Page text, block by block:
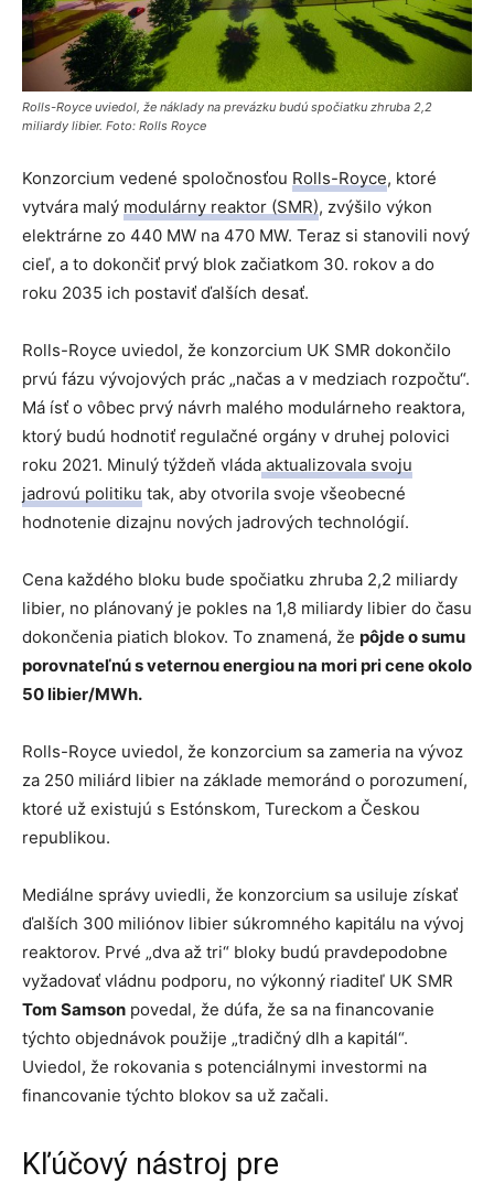
Rolls-Royce uviedol, že náklady na prevázku budú spočiatku zhruba 2,2
miliardy libier. Foto: Rolls Royce
Konzorcium vedené spoločnosťou Rolls-Royce, ktoré
vytvára malý modulárny reaktor (SMR), zvýšilo výkon
elektrárne zo 440 MW na 470 MW. Teraz si stanovili nový
cieľ, a to dokončiť prvý blok začiatkom 30. rokov a do
roku 2035 ich postaviť ďalších desať.
Rolls-Royce uviedol, že konzorcium UK SMR dokončilo
prvú fázu vývojových prác „načas a v medziach rozpočtu“.
Má ísť o vôbec prvý návrh malého modulárneho reaktora,
ktorý budú hodnotiť regulačné orgány v druhej polovici
roku 2021. Minulý týždeň vláda aktualizovala svoju
jadrovú politiku tak, aby otvorila svoje všeobecné
hodnotenie dizajnu nových jadrových technológií.
Cena každého bloku bude spočiatku zhruba 2,2 miliardy
libier, no plánovaný je pokles na 1,8 miliardy libier do času
dokončenia piatich blokov. To znamená, že pôjde o sumu
porovnateľnú s veternou energiou na mori pri cene okolo
50 libier/MWh.
Rolls-Royce uviedol, že konzorcium sa zameria na vývoz
za 250 miliárd libier na základe memoránd o porozumení,
ktoré už existujú s Estónskom, Tureckom a Českou
republikou.
Mediálne správy uviedli, že konzorcium sa usiluje získať
ďalších 300 miliónov libier súkromného kapitálu na vývoj
reaktorov. Prvé „dva až tri“ bloky budú pravdepodobne
vyžadovať vládnu podporu, no výkonný riaditeľ UK SMR
Tom Samson povedal, že dúfa, že sa na financovanie
týchto objednávok použije „tradičný dlh a kapitál“.
Uviedol, že rokovania s potenciálnymi investormi na
financovanie týchto blokov sa už začali.
Kľúčový nástroj pre